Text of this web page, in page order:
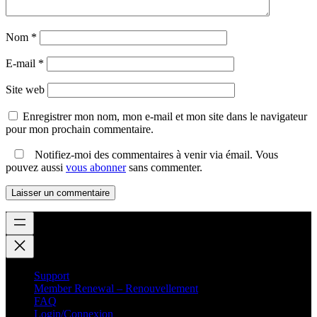
Nom *
E-mail *
Site web
Enregistrer mon nom, mon e-mail et mon site dans le navigateur
pour mon prochain commentaire.
Notifiez-moi des commentaires à venir via émail. Vous
pouvez aussi vous abonnersans commenter.
Support
Member Renewal – Renouvellement
FAQ
Login/Connexion